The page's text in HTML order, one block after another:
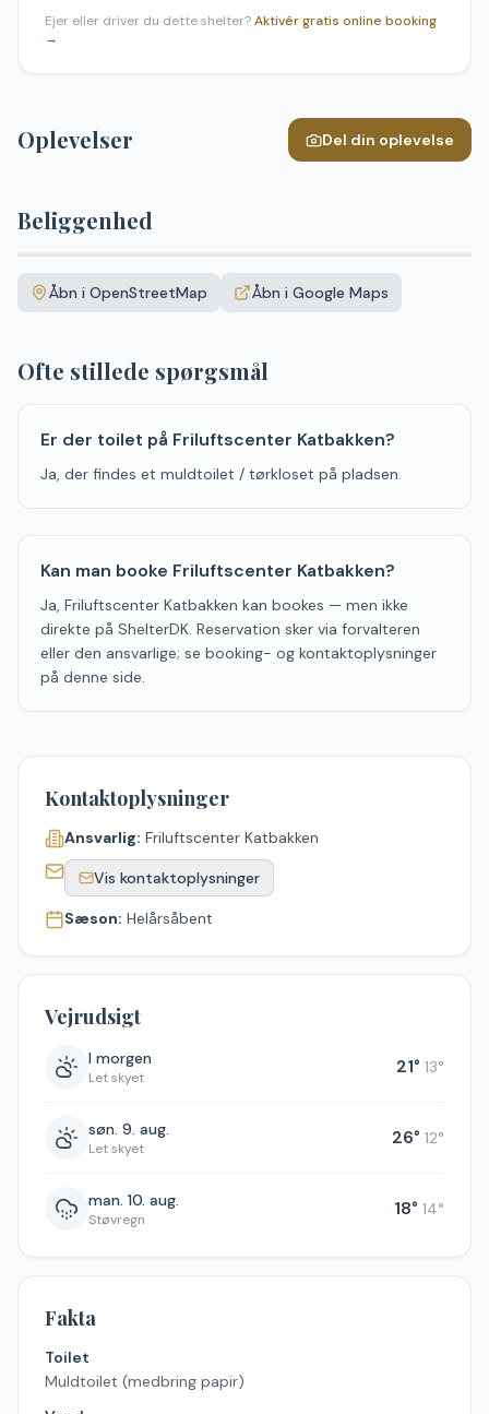
Ejer eller driver du dette shelter?Aktivér gratis online booking
→
Oplevelser Del din oplevelse
Beliggenhed
+Åbn i OpenStreetMap Åbn i Google Maps
Ofte stillede spørgsmål
Er der toilet på Friluftscenter Katbakken?
Ja, der findes et muldtoilet / tørkloset på pladsen.
Kan man booke Friluftscenter Katbakken?
Ja, Friluftscenter Katbakken kan bookes — men ikke
direkte på ShelterDK. Reservation sker via forvalteren
eller den ansvarlige; se booking- og kontaktoplysninger
på denne side.
Kontaktoplysninger
Ansvarlig: Friluftscenter Katbakken
Vis kontaktoplysninger
Sæson: Helårsåbent
Vejrudsigt
I morgen
Let skyet 21° 13°
søn. 9. aug.
Let skyet 26° 12°
man. 10. aug.
Støvregn 18° 14°
Fakta
Toilet
Muldtoilet (medbring papir)